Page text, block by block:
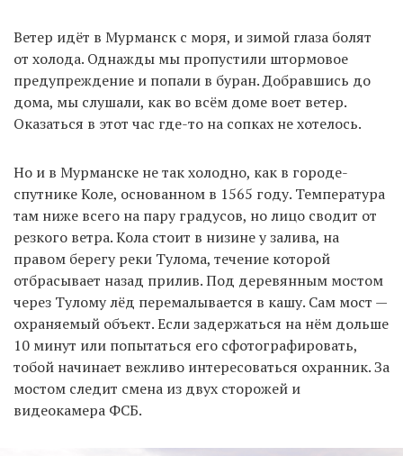
Ветер идёт в Мурманск с моря, и зимой глаза болят
от холода. Однажды мы пропустили штормовое
предупреждение и попали в буран. Добравшись до
дома, мы слушали, как во всём доме воет ветер.
Оказаться в этот час где-то на сопках не хотелось.
Но и в Мурманске не так холодно, как в городе-
спутнике Коле, основанном в 1565 году. Температура
там ниже всего на пару градусов, но лицо сводит от
резкого ветра. Кола стоит в низине у залива, на
правом берегу реки Тулома, течение которой
отбрасывает назад прилив. Под деревянным мостом
через Тулому лёд перемалывается в кашу. Сам мост —
охраняемый объект. Если задержаться на нём дольше
10 минут или попытаться его сфотографировать,
тобой начинает вежливо интересоваться охранник. За
мостом следит смена из двух сторожей и
видеокамера ФСБ.